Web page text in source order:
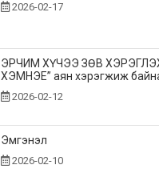
2026-02-17
ЭРЧИМ ХҮЧЭЭ ЗӨВ
ХЭМНЭЕ” аян хэрэгжиж
2026-02-12
Эмгэнэл
2026-02-10